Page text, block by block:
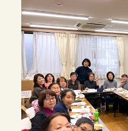
支援・サービスから探す